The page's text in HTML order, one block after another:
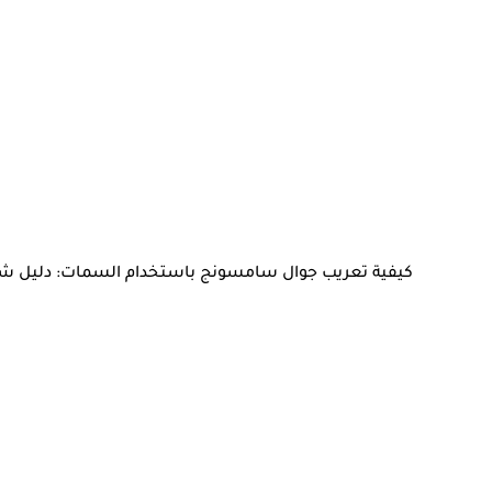
كيفية تعريب جوال سامسونج باستخدام السمات: دليل